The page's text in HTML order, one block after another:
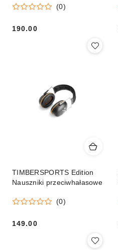
(0)
Cena:
190.00
TIMBERSPORTS Edition
Nauszniki przeciwhałasowe
(0)
Cena:
149.00